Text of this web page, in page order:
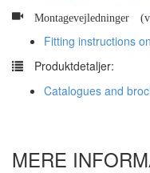
Montagevejledninger
Fitting instructions
Produktdetaljer:
Catalogues and
MERE